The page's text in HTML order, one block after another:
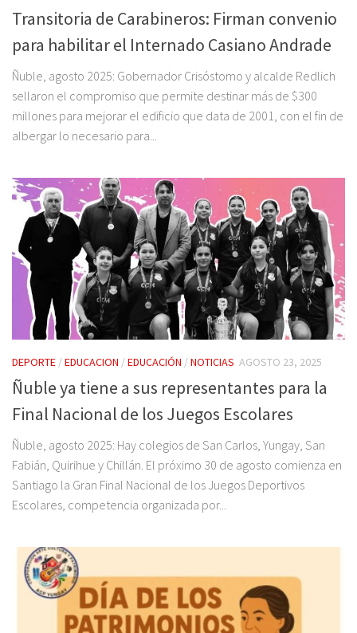
Transitoria de Carabineros: Firman convenio
para habilitar el Internado Casiano Andrade
Ñuble, agosto 2025: Gobernador Crisóstomo y alcalde Redlich
sellaron el compromiso que permite destinar más de $300
millones para mejorar el edificio que data de 2001, con el fin de
albergar lo necesario para...
DEPORTE /EDUCACION /EDUCACIÓN /NOTICIAS AGOSTO 23, 2025
Ñuble ya tiene a sus representantes para la
Final Nacional de los Juegos Escolares
Ñuble, agosto 2025: Hay colegios de San Carlos, Yungay, San
Fabián, Quirihue y Chillán. El próximo 30 de agosto comienza en
Santiago la Gran Final Nacional de los Juegos Deportivos
Escolares, competencia organizada por...